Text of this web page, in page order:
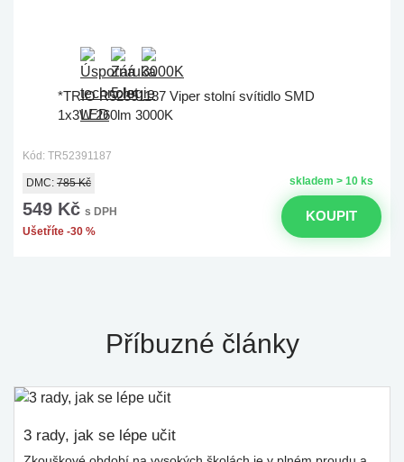
*TRIO R52391187 Viper stolní svítidlo SMD
1x3W 260lm 3000K
Kód: TR52391187
skladem > 10 ks
DMC: 785 Kč
549 Kč s DPH
Ušetříte -30 %
KOUPIT
Příbuzné články
3 rady, jak se lépe učit